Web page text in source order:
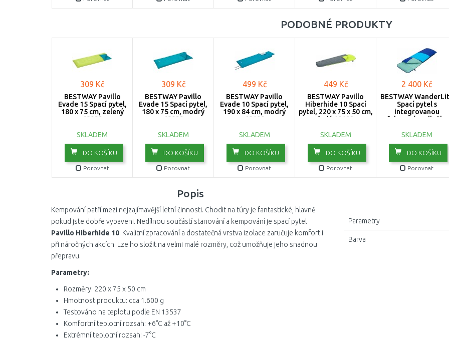
PODOBNÉ PRODUKTY
309 Kč
BESTWAY Pavillo
Evade 15 Spací pytel,
180 x 75 cm, zelený
68099
SKLADEM
DO KOŠÍKU
Porovnat
309 Kč
BESTWAY Pavillo
Evade 15 Spací pytel,
180 x 75 cm, modrý
68099
SKLADEM
DO KOŠÍKU
Porovnat
499 Kč
BESTWAY Pavillo
Evade 10 Spací pytel,
190 x 84 cm, modrý
68100
SKLADEM
DO KOŠÍKU
Porovnat
449 Kč
BESTWAY Pavillo
Hiberhide 10 Spací
pytel, 220 x 75 x 50 cm,
šedý 68102
SKLADEM
DO KOŠÍKU
Porovnat
2 400 Kč
BESTWAY
Spací pytel s
integrovanou
nafukovací
SKLADEM
DO KOŠÍKU
Porovnat
Popis
Kempování patří mezi nejzajímavější letní činnosti. Chodit na túry je fantastické, hlavně
pokud jste dobře vybaveni. Nedílnou součástí stanování a kempování je spací pytel
Pavillo Hiberhide 10. Kvalitní zpracování a dostatečná vrstva izolace zaručuje komfort i
při náročných akcích. Lze ho složit na velmi malé rozměry, což umožňuje jeho snadnou
přepravu.
Parametry:
Rozměry: 220 x 75 x 50 cm
Hmotnost produktu: cca 1.600 g
Testováno na teplotu podle EN 13537
Komfortní teplotní rozsah: +6°C až +10°C
Extrémní teplotní rozsah: -7°C
Parametry
Barva